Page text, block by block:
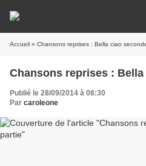
Accueil » Chansons reprises : Bella ciao
Chansons reprises :
Publié le 28/09/2014 à 08:30
Par caroleone